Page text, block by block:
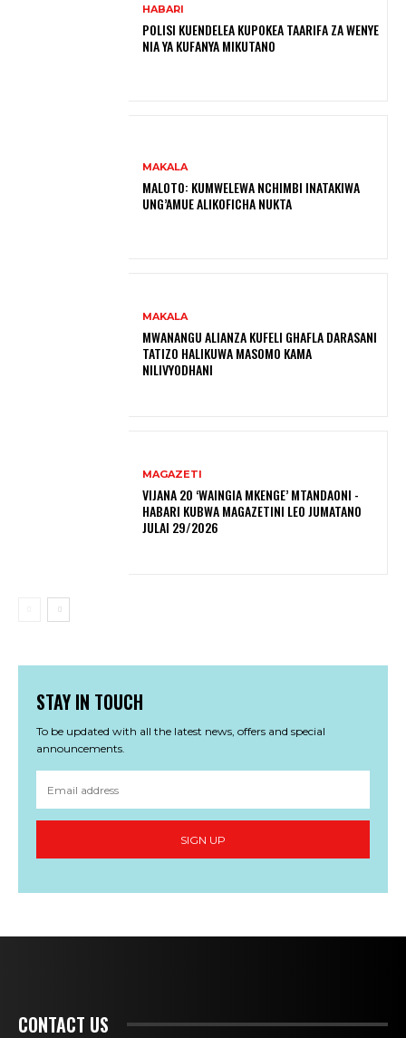
HABARI
POLISI KUENDELEA KUPOKEA TAARIFA ZA WENYE
NIA YA KUFANYA MIKUTANO
MAKALA
MALOTO: KUMWELEWA NCHIMBI INATAKIWA
UNG’AMUE ALIKOFICHA NUKTA
MAKALA
MWANANGU ALIANZA KUFELI GHAFLA DARASANI
TATIZO HALIKUWA MASOMO KAMA
NILIVYODHANI
MAGAZETI
VIJANA 20 ‘WAINGIA MKENGE’ MTANDAONI -
HABARI KUBWA MAGAZETINI LEO JUMATANO
JULAI 29/2026
STAY IN TOUCH
To be updated with all the latest news, offers and special
announcements.
SIGN UP
CONTACT US